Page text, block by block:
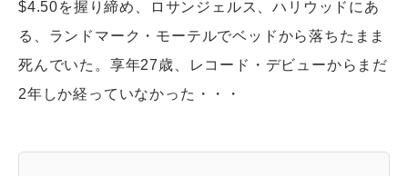
$4.50を握り締め、ロサンジェルス、ハリウッドにあ
る、ランドマーク・モーテルでベッドから落ちたまま
死んでいた。享年27歳、レコード・デビューからまだ
2年しか経っていなかった・・・